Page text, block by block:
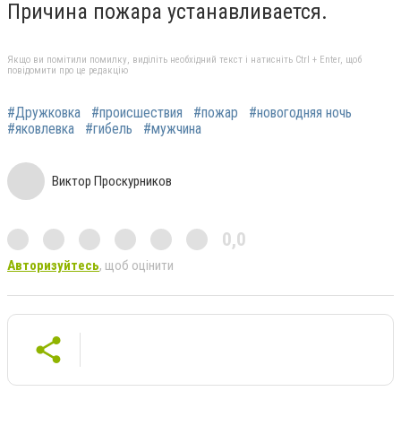
Причина пожара устанавливается.
Якщо ви помітили помилку, виділіть необхідний текст і натисніть Ctrl + Enter, щоб
повідомити про це редакцію
#Дружковка #происшествия #пожар
#новогодняя ночь
#яковлевка
#гибель #мужчина
Виктор Проскурников
0,0
Авторизуйтесь, щоб оцінити